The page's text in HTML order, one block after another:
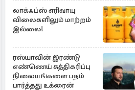
லாக்ஃப்ஸ் எரிவாயு
விலைகளிலும் மாற்றம்
இல்லை!
ரஸ்யாவின் இரண்டு
எண்ணெய் சுத்திகரிப்பு
நிலையங்களை பதம்
பார்த்தது உக்ரைன்